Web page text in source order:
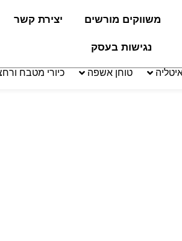
משווקים מורשים יצירת קשר
נגישות בעסק
טוחן אשפה כיורי מטבח